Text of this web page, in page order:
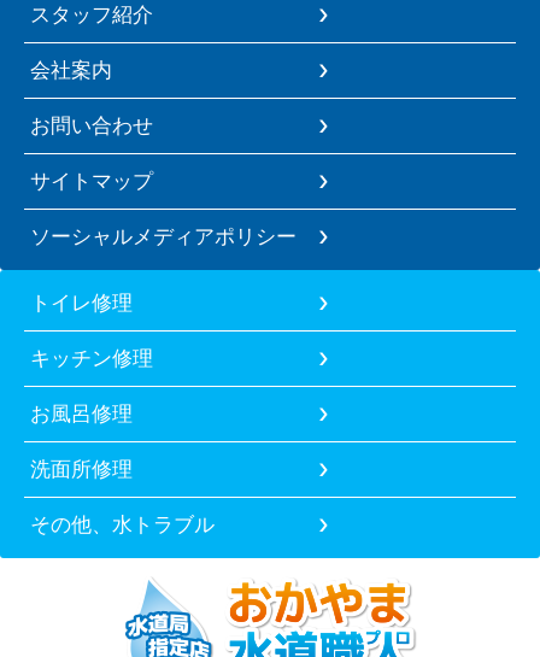
スタッフ紹介
会社案内
お問い合わせ
サイトマップ
ソーシャルメディアポリシー
トイレ修理
キッチン修理
お風呂修理
洗面所修理
その他、水トラブル